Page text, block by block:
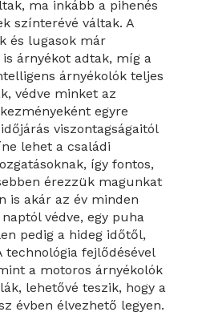
ma inkább a pihenés
színterévé váltak. A
és lugasok már
árnyékot adtak, míg a
árnyékolók teljes
védve minket az
egyre
viszontagságaitól
lehet a családi
így fontos,
érezzük magunkat
is akár az év minden
védve, egy puha
pedig a hideg időtől,
technológia fejlődésével
a motoros árnyékolók
lehetővé teszik, hogy a
évben élvezhető legyen.